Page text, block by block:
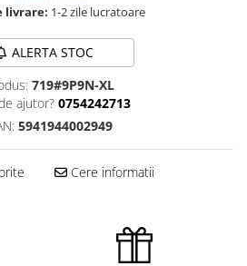
livrare: 1-2 zile lucratoare
ALERTA STOC
719#9P9N-XL
ajutor? 0754242713
5941944002949
Cere informatii